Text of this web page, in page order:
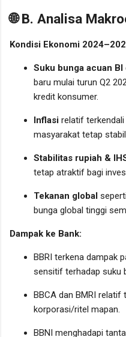
🌐 B. Analisa
Kondisi Ekonomi
Suku bunga acuan BI
baru mulai turun Q2
kredit konsumer.
Inflasi relatif
masyarakat tetap
Stabilitas rupiah &
tetap atraktif bagi
Tekanan global
bunga global tinggi
Dampak ke Bank:
BBRI terkena dampak
sensitif terhadap suku
BBCA dan BMRI relatif
korporasi/ritel mapan.
BBNI menghadapi